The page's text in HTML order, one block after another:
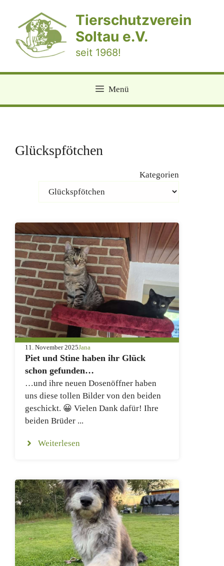
springen
Tierschutzverein
Soltau e.V.
seit 1968!
Menü
Glückspfötchen
Kategorien
11. November 2025Jana
Piet und Stine haben ihr Glück
schon gefunden…
…und ihre neuen Dosenöffner haben
uns diese tollen Bilder von den beiden
geschickt. 😀 Vielen Dank dafür! Ihre
beiden Brüder ...
Weiterlesen